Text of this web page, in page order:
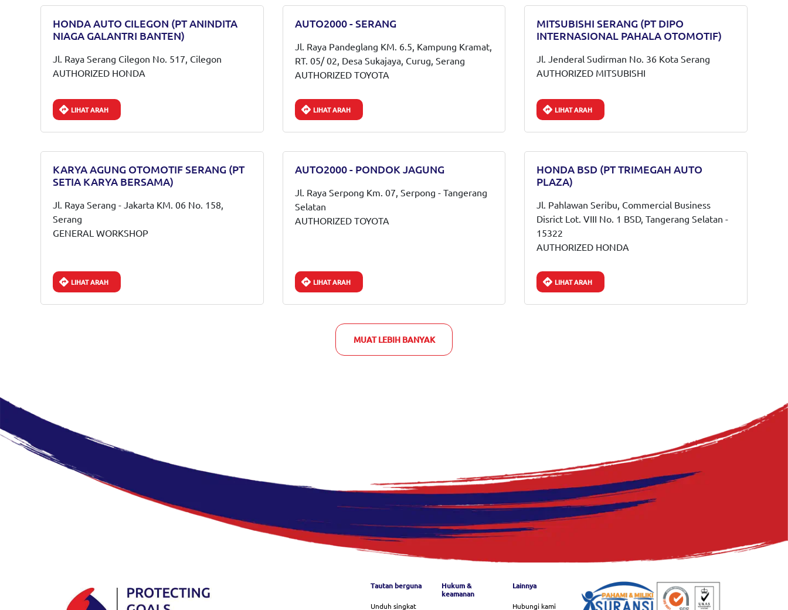
HONDA AUTO CILEGON (PT ANINDITA
NIAGA GALANTRI BANTEN)
Jl. Raya Serang Cilegon No. 517, Cilegon
AUTHORIZED HONDA
LIHAT ARAH
AUTO2000 - SERANG
Jl. Raya Pandeglang KM. 6.5, Kampung Kramat,
RT. 05/ 02, Desa Sukajaya, Curug, Serang
AUTHORIZED TOYOTA
LIHAT ARAH
MITSUBISHI SERANG (PT DIPO
INTERNASIONAL PAHALA OTOMOTIF)
Jl. Jenderal Sudirman No. 36 Kota Serang
AUTHORIZED MITSUBISHI
LIHAT ARAH
KARYA AGUNG OTOMOTIF SERANG (PT
SETIA KARYA BERSAMA)
Jl. Raya Serang - Jakarta KM. 06 No. 158,
Serang
GENERAL WORKSHOP
LIHAT ARAH
AUTO2000 - PONDOK JAGUNG
Jl. Raya Serpong Km. 07, Serpong - Tangerang
Selatan
AUTHORIZED TOYOTA
LIHAT ARAH
HONDA BSD (PT TRIMEGAH AUTO
PLAZA)
Jl. Pahlawan Seribu, Commercial Business
Disrict Lot. VIII No. 1 BSD, Tangerang Selatan -
15322
AUTHORIZED HONDA
LIHAT ARAH
MUAT LEBIH BANYAK
Footer menu
Tautan berguna
Unduh singkat
Hukum &
keamanan
Lainnya
Hubungi kami